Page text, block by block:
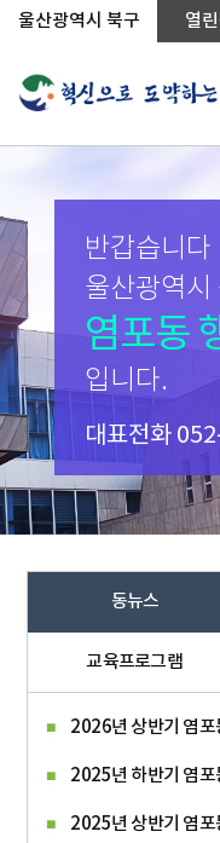
상단메뉴로 바로가기
전체메뉴로 바로가기
본문으로 바로가기
울산광역시 북구 열
반갑습니다
울산광역시
염포동
입니다.
대표전화
동뉴스
교육프로그램